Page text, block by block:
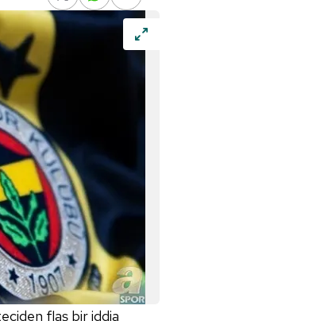
flaş bir iddia